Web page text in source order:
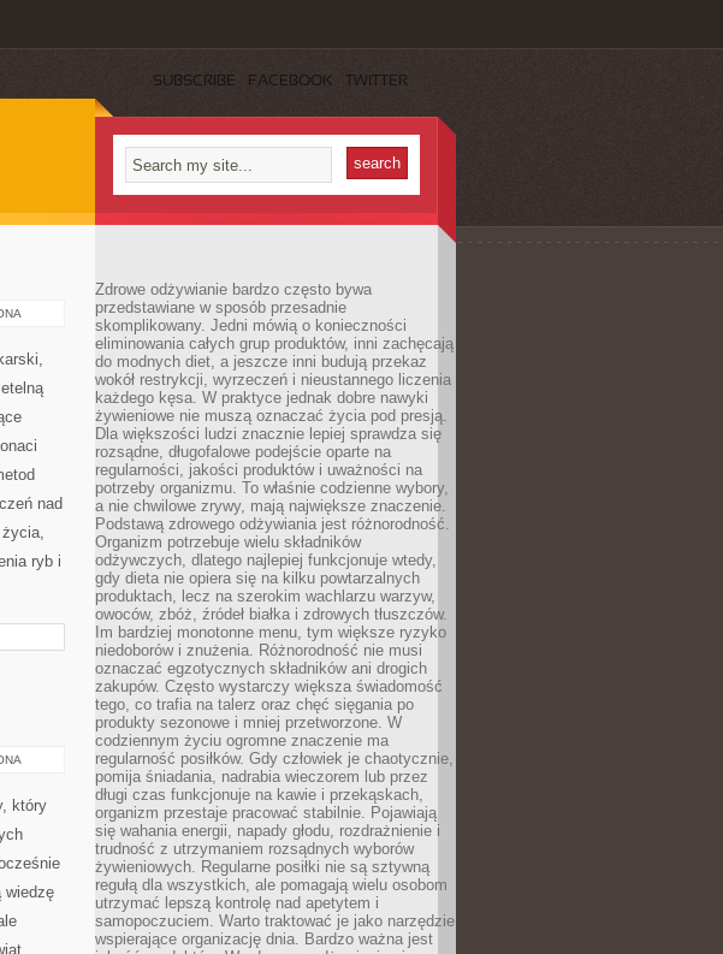
SUBSCRIBE FACEBOOK TWITTER
nad
ryb i
który
wiedzę
Zdrowe odżywianie bardzo często bywa
przedstawiane w sposób przesadnie
skomplikowany. Jedni mówią o konieczności
eliminowania całych grup produktów, inni zachęcają
do modnych diet, a jeszcze inni budują przekaz
wokół restrykcji, wyrzeczeń i nieustannego liczenia
każdego kęsa. W praktyce jednak dobre nawyki
żywieniowe nie muszą oznaczać życia pod presją.
Dla większości ludzi znacznie lepiej sprawdza się
rozsądne, długofalowe podejście oparte na
regularności, jakości produktów i uważności na
potrzeby organizmu. To właśnie codzienne wybory,
a nie chwilowe zrywy, mają największe znaczenie.
Podstawą zdrowego odżywiania jest różnorodność.
Organizm potrzebuje wielu składników
odżywczych, dlatego najlepiej funkcjonuje wtedy,
gdy dieta nie opiera się na kilku powtarzalnych
produktach, lecz na szerokim wachlarzu warzyw,
owoców, zbóż, źródeł białka i zdrowych tłuszczów.
Im bardziej monotonne menu, tym większe ryzyko
niedoborów i znużenia. Różnorodność nie musi
oznaczać egzotycznych składników ani drogich
zakupów. Często wystarczy większa świadomość
tego, co trafia na talerz oraz chęć sięgania po
produkty sezonowe i mniej przetworzone. W
codziennym życiu ogromne znaczenie ma
regularność posiłków. Gdy człowiek je chaotycznie,
pomija śniadania, nadrabia wieczorem lub przez
długi czas funkcjonuje na kawie i przekąskach,
organizm przestaje pracować stabilnie. Pojawiają
się wahania energii, napady głodu, rozdrażnienie i
trudność z utrzymaniem rozsądnych wyborów
żywieniowych. Regularne posiłki nie są sztywną
regułą dla wszystkich, ale pomagają wielu osobom
utrzymać lepszą kontrolę nad apetytem i
samopoczuciem. Warto traktować je jako narzędzie
wspierające organizację dnia. Bardzo ważna jest